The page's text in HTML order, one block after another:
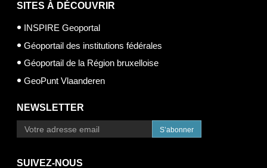
SITES À DÉCOUVRIR
INSPIRE Geoportal
Géoportail des institutions fédérales
Géoportail de la Région bruxelloise
GeoPunt Vlaanderen
NEWSLETTER
S’abonner
SUIVEZ-NOUS